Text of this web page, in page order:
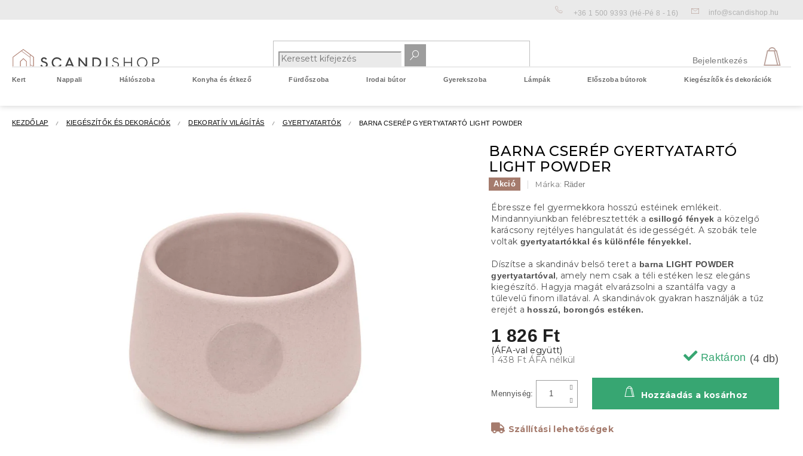
+36 1 500 9393 (Hé-Pé 8 - 16) info@scandishop.hu
Bejelentkezés
Kert Nappali Hálószoba Konyha és étkező Fürdőszoba Irodai bútor Gyerekszoba Lámpák Előszoba bútorok Kiegészítők és dekorációk
KEZDŐLAP KIEGÉSZÍTŐK ÉS DEKORÁCIÓK DEKORATÍV VILÁGÍTÁS GYERTYATARTÓK BARNA CSERÉP GYERTYATARTÓ LIGHT POWDER
BARNA CSERÉP GYERTYATARTÓ
LIGHT POWDER
Akció Márka: Räder
1 826 Ft
1 438 Ft ÁFA nélkül Raktáron (4 db)
Szállítási lehetőségek
Hozzáadás a kosárhoz
Ébressze fel gyermekkora hosszú estéinek emlékeit.
Mindannyiunkban felébresztették a csillogó fények a közelgő
karácsony rejtélyes hangulatát és idegességét. A szobák tele
voltak gyertyatartókkal és különféle fényekkel.
Díszítse a skandináv belső teret a barna LIGHT POWDER
gyertyatartóval, amely nem csak a téli estéken lesz elegáns
kiegészítő. Hagyja magát elvarázsolni a szantálfa vagy a
tűlevelű finom illatával. A skandinávok gyakran használják a tűz
erejét a hosszú, borongós estéken.